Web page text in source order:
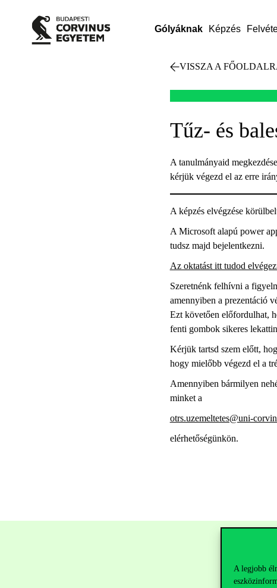
A legjobb
Gólyáknak Képzés
VISSZA A
Tűz- és
A tanulmányaid
kérjük végezd el az erre
A képzés elvégzése
A Microsoft alapú power
tudsz majd bejelentkezni.
Az oktatást itt tudod
Szeretnénk felhívni a
amennyiben a prezentáció
Ezt követően előfordulhat,
fenti gombok sikeres
Kérjük tartsd szem előtt,
hogy mielőbb végezd el a
Amennyiben bármilyen
minket a
otrs.uzemeltetes@uni-
elérhetőségünkön.